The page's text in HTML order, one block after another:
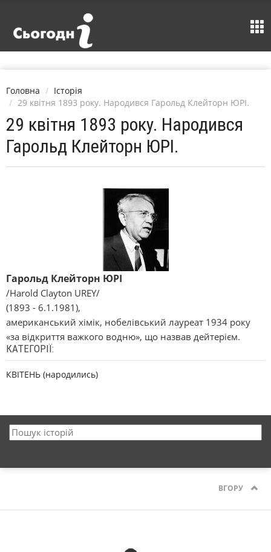
Головна
Історія
29 квітня 1893 року. Народився Гарольд Клейторн ЮРІ.
29 квітня 1893 року. Народився
Гарольд Клейторн ЮРІ.
Гарольд Клейторн ЮРІ
/Harold Clayton UREY/
(1893 - 6.1.1981),
американський хімік, нобелівський лауреат 1934 року
«за відкриття важкого водню», що назвав дейтерієм.
КАТЕГОРІЇ:
КВІТЕНЬ (народились)
ВГОРУ